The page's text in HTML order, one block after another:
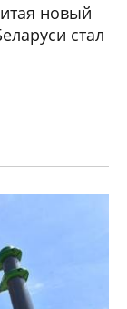
новый
стал